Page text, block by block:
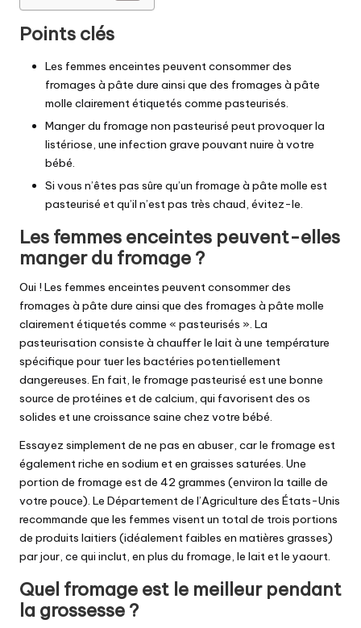
Points clés
Les femmes enceintes peuvent consommer des
fromages à pâte dure ainsi que des fromages à pâte
molle clairement étiquetés comme pasteurisés.
Manger du fromage non pasteurisé peut provoquer la
listériose, une infection grave pouvant nuire à votre
bébé.
Si vous n’êtes pas sûre qu’un fromage à pâte molle est
pasteurisé et qu’il n’est pas très chaud, évitez-le.
Les femmes enceintes peuvent-elles
manger du fromage ?
Oui ! Les femmes enceintes peuvent consommer des
fromages à pâte dure ainsi que des fromages à pâte molle
clairement étiquetés comme « pasteurisés ». La
pasteurisation consiste à chauffer le lait à une température
spécifique pour tuer les bactéries potentiellement
dangereuses. En fait, le fromage pasteurisé est une bonne
source de protéines et de calcium, qui favorisent des os
solides et une croissance saine chez votre bébé.
Essayez simplement de ne pas en abuser, car le fromage est
également riche en sodium et en graisses saturées. Une
portion de fromage est de 42 grammes (environ la taille de
votre pouce). Le Département de l’Agriculture des États-Unis
recommande que les femmes visent un total de trois portions
de produits laitiers (idéalement faibles en matières grasses)
par jour, ce qui inclut, en plus du fromage, le lait et le yaourt.
Quel fromage est le meilleur pendant
la grossesse ?